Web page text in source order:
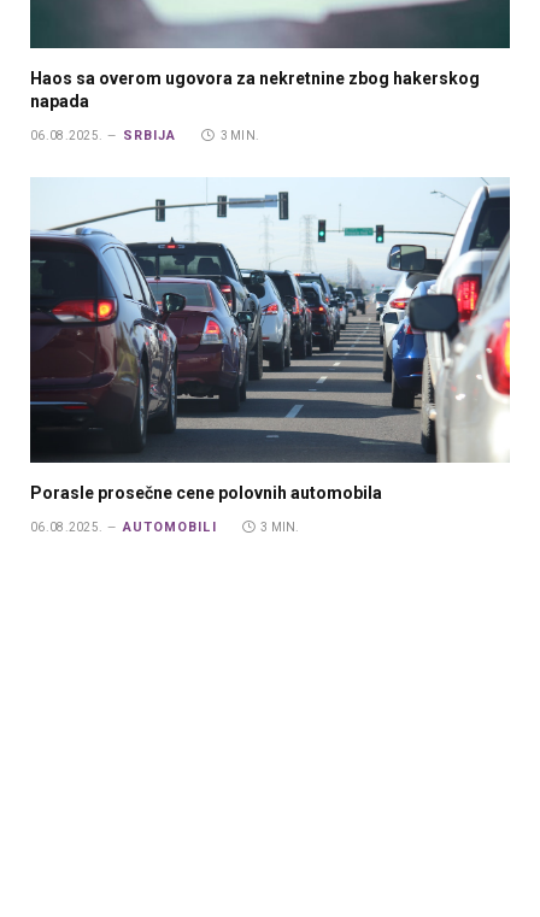
Haos sa overom ugovora za nekretnine zbog hakerskog
napada
06.08.2025. SRBIJA 3 MIN.
Porasle prosečne cene polovnih automobila
06.08.2025. AUTOMOBILI 3 MIN.